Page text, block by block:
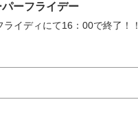
パーフライデー
イディにて16：00で終了！！